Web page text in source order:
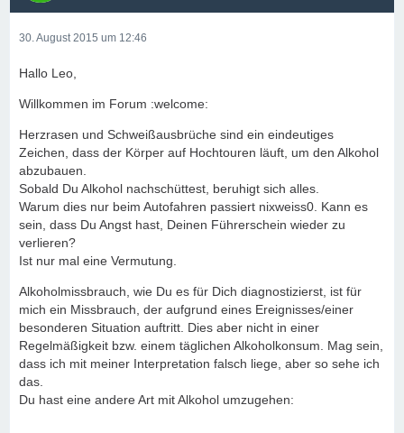
30. August 2015 um 12:46
Hallo Leo,
Willkommen im Forum :welcome:
Herzrasen und Schweißausbrüche sind ein eindeutiges
Zeichen, dass der Körper auf Hochtouren läuft, um den Alkohol
abzubauen.
Sobald Du Alkohol nachschüttest, beruhigt sich alles.
Warum dies nur beim Autofahren passiert nixweiss0. Kann es
sein, dass Du Angst hast, Deinen Führerschein wieder zu
verlieren?
Ist nur mal eine Vermutung.
Alkoholmissbrauch, wie Du es für Dich diagnostizierst, ist für
mich ein Missbrauch, der aufgrund eines Ereignisses/einer
besonderen Situation auftritt. Dies aber nicht in einer
Regelmäßigkeit bzw. einem täglichen Alkoholkonsum. Mag sein,
dass ich mit meiner Interpretation falsch liege, aber so sehe ich
das.
Du hast eine andere Art mit Alkohol umzugehen: